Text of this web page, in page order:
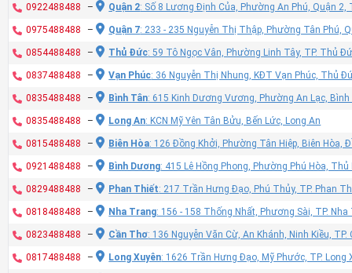
0922488488 – Quận 2: Số 8 Lương Định Của, Phường An Phú, Quận 2,
0975488488 – Quận 7: 233 - 235 Nguyễn Thị Thập, Phường Tân Phú,
0854488488 – Thủ Đức: 59 Tô Ngọc Vân, Phường Linh Tây, TP. Thủ
0837488488 – Vạn Phúc: 36 Nguyễn Thị Nhung, KĐT Vạn Phúc, Thủ
0835488488 – Bình Tân: 615 Kinh Dương Vương, Phường An Lạc, Bình
0835488488 – Long An: KCN Mỹ Yên Tân Bửu, Bến Lức, Long An
0815488488 – Biên Hòa: 126 Đồng Khởi, Phường Tân Hiệp, Biên Hòa,
0921488488 – Bình Dương: 415 Lê Hồng Phong, Phường Phú Hòa,
0829488488 – Phan Thiết: 217 Trần Hưng Đạo, Phú Thủy, TP. Phan
0818488488 – Nha Trang: 156 - 158 Thống Nhất, Phương Sài, TP.
0823488488 – Cần Thơ: 136 Nguyễn Văn Cừ, An Khánh, Ninh Kiều,
0817488488 – Long Xuyên: 1626 Trần Hưng Đạo, Mỹ Phước, TP. Long